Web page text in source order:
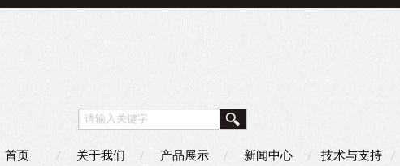
首页 关于我们 产品展示 新闻中心 技术与支持